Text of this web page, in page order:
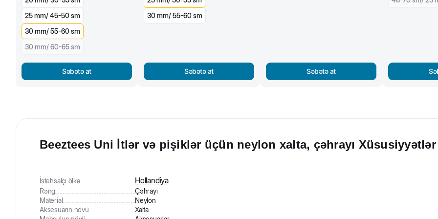
25 mm/ 45-50 sm
30 mm/ 55-60 sm
30 mm/ 60-65 sm
Səbətə at
30 mm/ 55-60 sm
Səbətə at Səbətə at
Beeztees Uni İtlər və pişiklər üçün neylon xalta, çəhrayı Xüsusiyyətlər
İstehsalçı ölkə Hollandiya
Rəng
Çəhrayı
Material
Neylon
Aksesuarın növü
Xalta